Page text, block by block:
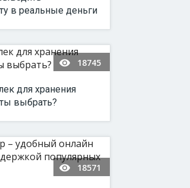
в реальные деньги
18745
для хранения
выбрать?
18571